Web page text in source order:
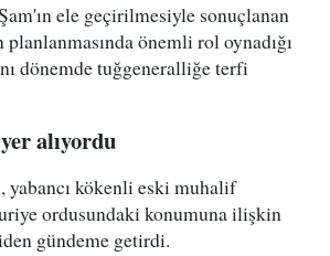
ele geçirilmesiyle sonuçlanan
önemli rol oynadığı
dönemde tuğgeneralliğe terfi
alıyordu
yabancı kökenli eski muhalif
ordusundaki konumuna ilişkin
gündeme getirdi.